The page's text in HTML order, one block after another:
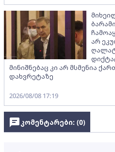
არ
მინიშნებაც კი არ მსმენია
დახვრეტაზე
2026/08/08 17:19
კომენტარები: (0)